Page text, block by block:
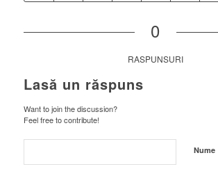
0
RASPUNSURI
Lasă un răspuns
Want to join the discussion?
Feel free to contribute!
Nume